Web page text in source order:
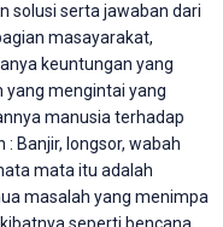
solusi serta jawaban dari
masayarakat,
keuntungan yang
yang mengintai yang
manusia terhadap
Banjir, longsor, wabah
mata itu adalah
masalah yang menimpa